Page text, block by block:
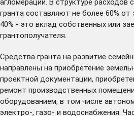
гранта составляют не более 60% от
40% - это вклад собственных или
грантополучателя.
Средства гранта на развитие
направлены на приобретение
проектной документации,
ремонт производственных
оборудованием, в том числе
электро-, газо- и водоснабжения.